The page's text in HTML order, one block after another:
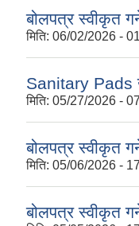
बोलपत्र स्वीकृत
मिति: 06/02/2026 -
Sanitary Pads
मिति: 05/27/2026 -
बोलपत्र स्वीकृत
मिति: 05/06/2026 -
बोलपत्र स्वीकृत